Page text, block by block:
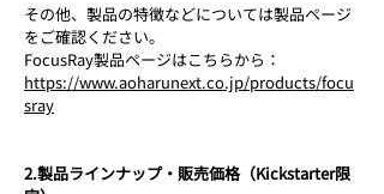
その他、製品の特徴などについては製品ページ
をご確認ください。
FocusRay製品ページはこちらから：
https://www.aoharunext.co.jp/products/focu
sray
2.製品ラインナップ・販売価格（Kickstarter限